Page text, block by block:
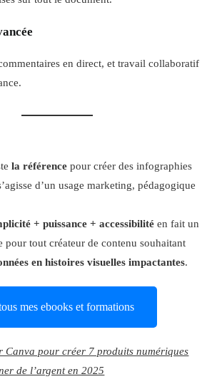
en direct, et travail collaboratif
la référence pour créer des infographies
d’un usage marketing, pédagogique
+ puissance + accessibilité en fait un
tout créateur de contenu souhaitant
en histoires visuelles impactantes.
mes ebooks et formations
Canva pour créer 7 produits numériques
de l’argent en 2025